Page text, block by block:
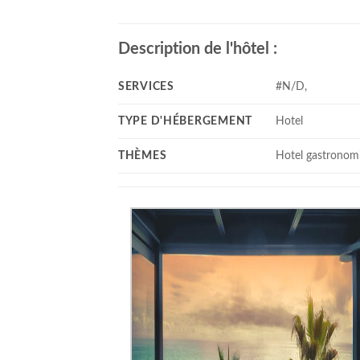
Description de l'hôtel :
SERVICES #N/D,
TYPE D'HÉBERGEMENT Hotel
THÈMES Hotel